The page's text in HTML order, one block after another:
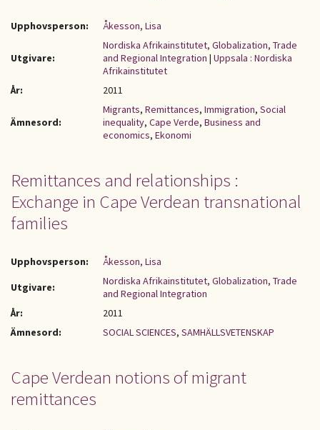
Upphovsperson: Åkesson, Lisa
Utgivare:
Nordiska Afrikainstitutet, Globalization, Trade
and Regional Integration | Uppsala : Nordiska
Afrikainstitutet
År:
2011
Ämnesord:
Migrants, Remittances, Immigration, Social
inequality, Cape Verde, Business and
economics, Ekonomi
Remittances and relationships :
Exchange in Cape Verdean transnational
families
Upphovsperson:
Åkesson, Lisa
Utgivare:
Nordiska Afrikainstitutet, Globalization, Trade
and Regional Integration
År:
2011
Ämnesord:
SOCIAL SCIENCES, SAMHÄLLSVETENSKAP
Cape Verdean notions of migrant
remittances